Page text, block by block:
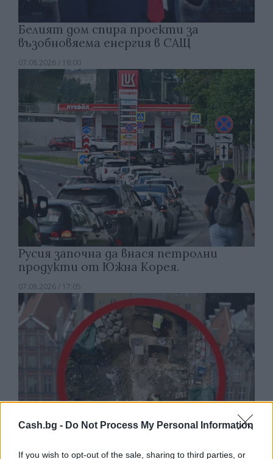
Cash.bg - Do Not Process My Personal Information
If you wish to opt-out of the sale, sharing to third parties, or
Белият дом спира проекти за
възобновяема енергия в САЩ
07.08.2026 / 18:00
Русия започна да внася петролни
продукти от Южна Корея.
07.08.2026 / 17:05